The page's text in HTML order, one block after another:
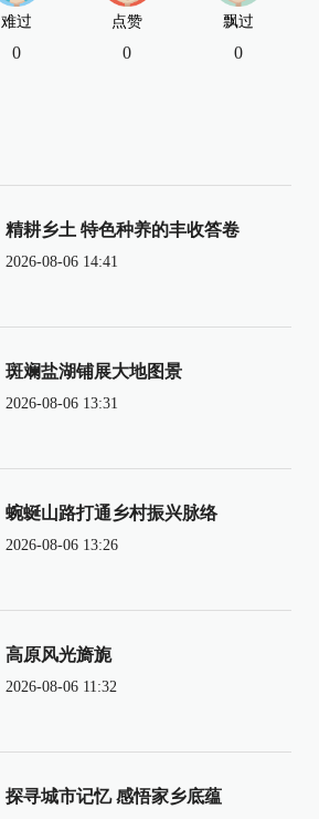
难过
0
点赞
0
飘过
0
精耕乡土 特色种养的丰收答卷
2026-08-06 14:41
斑斓盐湖铺展大地图景
2026-08-06 13:31
蜿蜒山路打通乡村振兴脉络
2026-08-06 13:26
高原风光旖旎
2026-08-06 11:32
探寻城市记忆 感悟家乡底蕴